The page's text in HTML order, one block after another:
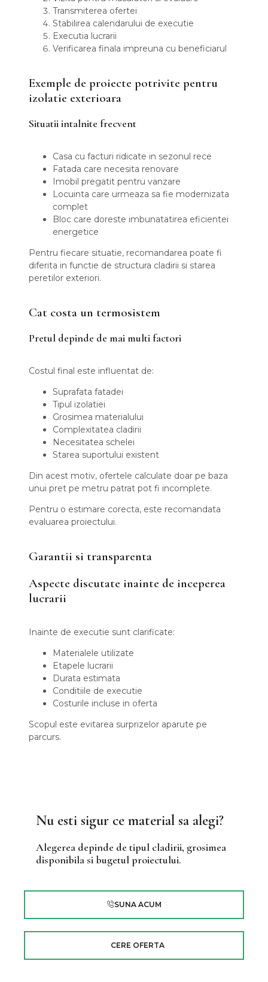
Transmiterea ofertei
Stabilirea calendarului de executie
Executia lucrarii
Verificarea finala impreuna cu beneficiarul
Exemple de proiecte potrivite pentru
izolatie exterioara
Situatii intalnite frecvent
Casa cu facturi ridicate in sezonul rece
Fatada care necesita renovare
Imobil pregatit pentru vanzare
Locuinta care urmeaza sa fie modernizata
complet
Bloc care doreste imbunatatirea eficientei
energetice
Pentru fiecare situatie, recomandarea poate fi
diferita in functie de structura cladirii si starea
peretilor exteriori.
Cat costa un termosistem
Pretul depinde de mai multi factori
Costul final este influentat de:
Suprafata fatadei
Tipul izolatiei
Grosimea materialului
Complexitatea cladirii
Necesitatea schelei
Starea suportului existent
Din acest motiv, ofertele calculate doar pe baza
unui pret pe metru patrat pot fi incomplete.
Pentru o estimare corecta, este recomandata
evaluarea proiectului.
Garantii si transparenta
Aspecte discutate inainte de inceperea
lucrarii
Inainte de executie sunt clarificate:
Materialele utilizate
Etapele lucrarii
Durata estimata
Conditiile de executie
Costurile incluse in oferta
Scopul este evitarea surprizelor aparute pe
parcurs.
Nu esti sigur ce material sa alegi?
Alegerea depinde de tipul cladirii, grosimea
disponibila si bugetul proiectului.
SUNA ACUM
CERE OFERTA